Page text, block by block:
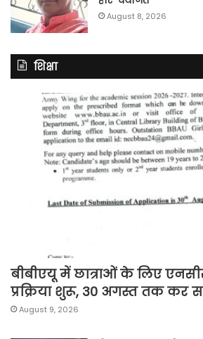
August 8, 2026
शिक्षा
बीबीएयू में छात्राओं के लिए
प्रक्रिया शुरू, 30 अगस्त तक
August 9, 2026